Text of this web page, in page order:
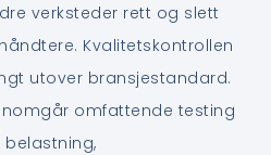
verksteder rett og slett
Kvalitetskontrollen
utover bransjestandard.
omfattende testing
belastning,